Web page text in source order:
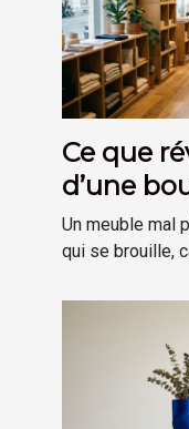
Ce que
d’une
stratégie
Un meuble mal
qui se brouille,